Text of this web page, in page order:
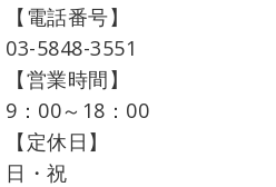
【電話番号】
03-5848-3551
【営業時間】
9：00～18：00
【定休日】
日・祝